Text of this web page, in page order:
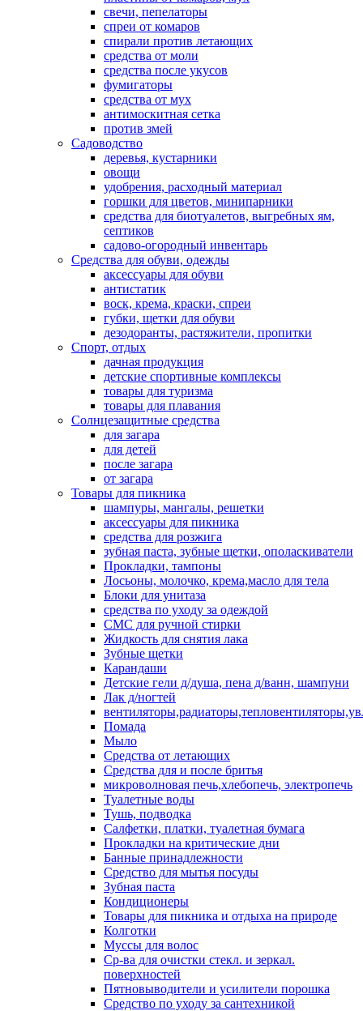
свечи, пепелаторы
спреи от комаров
спирали против летающих
средства от моли
средства после укусов
фумигаторы
средства от мух
антимоскитная сетка
против змей
Садоводство
деревья, кустарники
овощи
удобрения, расходный материал
горшки для цветов, минипарники
средства для биотуалетов, выгребных ям,
септиков
садово-огородный инвентарь
Средства для обуви, одежды
аксессуары для обуви
антистатик
воск, крема, краски, спреи
губки, щетки для обуви
дезодоранты, растяжители, пропитки
Спорт, отдых
дачная продукция
детские спортивные комплексы
товары для туризма
товары для плавания
Солнцезащитные средства
для загара
для детей
после загара
от загара
Товары для пикника
шампуры, мангалы, решетки
аксессуары для пикника
средства для розжига
зубная паста, зубные щетки, ополаскиватели
Прокладки, тампоны
Лосьоны, молочко, крема,масло для тела
Блоки для унитаза
средства по уходу за одеждой
СМС для ручной стирки
Жидкость для снятия лака
Зубные щетки
Карандаши
Детские гели д/душа, пена д/ванн, шампуни
Лак д/ногтей
Помада
Мыло
Средства от летающих
Средства для и после бритья
микроволновая печь,хлебопечь, электропечь
Туалетные воды
Тушь, подводка
Салфетки, платки, туалетная бумага
Прокладки на критические дни
Банные принадлежности
Средство для мытья посуды
Зубная паста
Кондиционеры
Товары для пикника и отдыха на природе
Колготки
Муссы для волос
Ср-ва для очистки стекл. и зеркал.
поверхностей
Пятновыводители и усилители порошка
Средство по уходу за сантехникой